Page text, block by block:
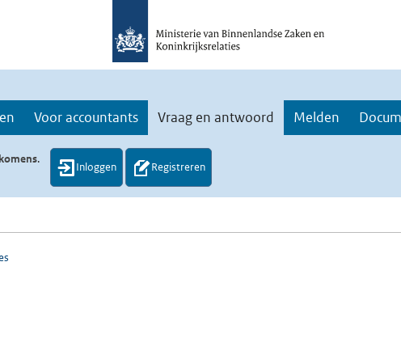
Voor accountants Vraag en antwoord Melden
.
Inloggen Registreren